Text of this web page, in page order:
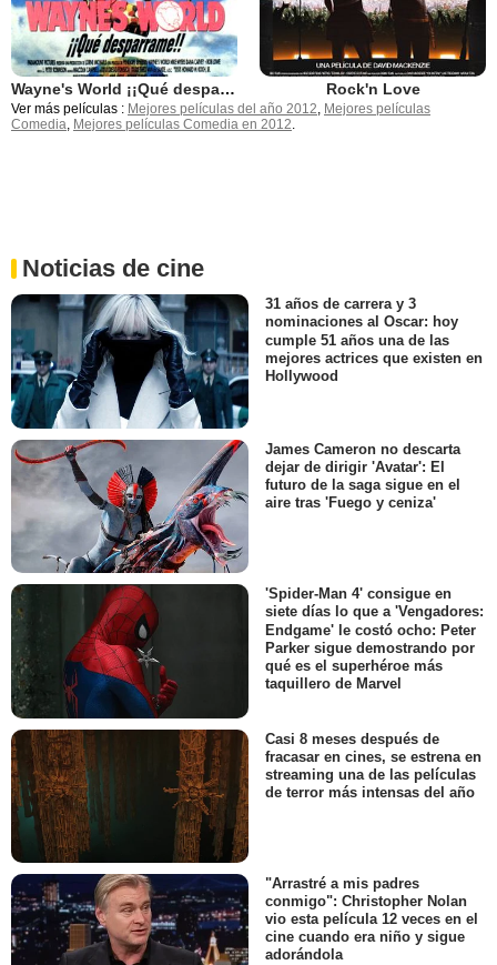
Wayne's World ¡¡Qué desparrame!! Rock'n Love
Ver más películas : Mejores películas del año 2012, Mejores películas
Comedia, Mejores películas Comedia en 2012.
Noticias de cine
31 años de carrera y 3
nominaciones al Oscar: hoy
cumple 51 años una de las
mejores actrices que existen en
Hollywood
James Cameron no descarta
dejar de dirigir 'Avatar': El
futuro de la saga sigue en el
aire tras 'Fuego y ceniza'
'Spider-Man 4' consigue en
siete días lo que a 'Vengadores:
Endgame' le costó ocho: Peter
Parker sigue demostrando por
qué es el superhéroe más
taquillero de Marvel
Casi 8 meses después de
fracasar en cines, se estrena en
streaming una de las películas
de terror más intensas del año
"Arrastré a mis padres
conmigo": Christopher Nolan
vio esta película 12 veces en el
cine cuando era niño y sigue
adorándola